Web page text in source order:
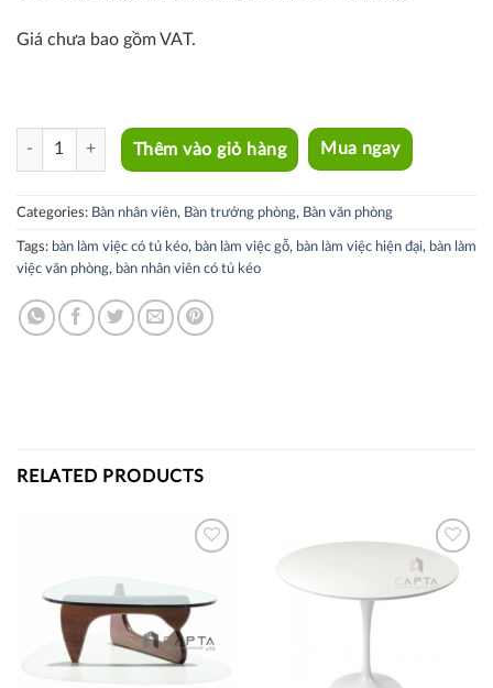
Giá chưa bao gồm VAT.
TW2007-14W quantity
Thêm vào giỏ hàng Mua ngay
Categories: Bàn nhân viên, Bàn trưởng phòng, Bàn văn phòng
Tags: bàn làm việc có tủ kéo, bàn làm việc gỗ, bàn làm việc hiện đại, bàn làm
việc văn phòng, bàn nhân viên có tủ kéo
RELATED PRODUCTS
Thích